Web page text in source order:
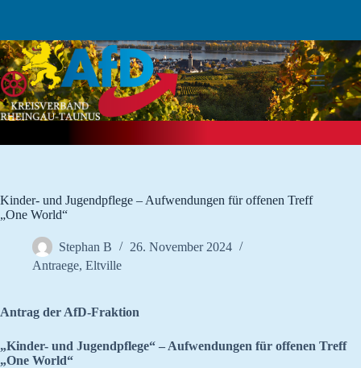
Kinder- und Jugendpflege – Aufwendungen für offenen Treff
„One World“
Stephan B
26. November 2024
Antraege, Eltville
Antrag der AfD-Fraktion
„Kinder- und Jugendpflege“ – Aufwendungen für offenen Treff
„One World“